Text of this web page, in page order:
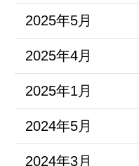
2025年5月
2025年4月
2025年1月
2024年5月
2024年3月